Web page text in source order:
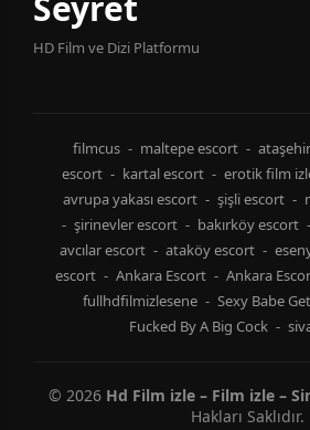
HD Film ve Dizi Platformu
filmcus - maltepe escort -
escort - kartal escort - erotik film
avrupa yakası escort - şişli escort -
- şirinevler escort - bakırköy escort -
avcılar escort - ataköy escort -
escort - Ankara Escort - Ankara
fullhdfilmizlesene - Sexy Babe
Fucked By A Big Cock -
© 2026 Hd Film izle – Film izle –
Hakları Saklıdır.